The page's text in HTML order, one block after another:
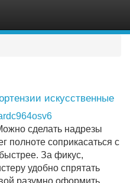
искусственные
сделать надрезы
полноте соприкасаться с
За фикус,
удобно спрятать
разумно оформить